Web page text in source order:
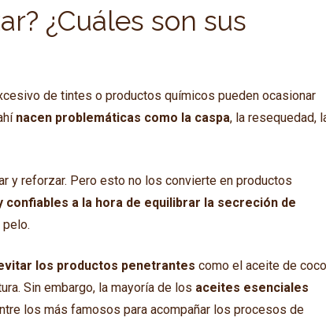
¿Cuáles son sus
de tintes o productos químicos pueden ocasionar
nacen problemáticas como la caspa, la resequedad,
y reforzar. Pero esto no los convierte en productos
confiables a la hora de equilibrar la secreción de
los productos penetrantes como el aceite de
Sin embargo, la mayoría de los aceites esenciales
los más famosos para acompañar los procesos de